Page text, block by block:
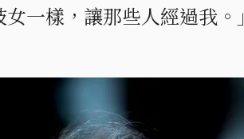
一樣，讓那些人經過我。」